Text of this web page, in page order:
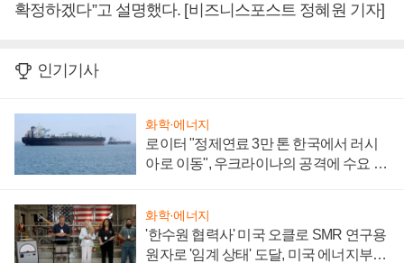
확정하겠다”고 설명했다. [비즈니스포스트 정혜원 기자]
인기기사
화학·에너지
로이터 "정제연료 3만 톤 한국에서 러시
아로 이동", 우크라이나의 공격에 수요 늘
화학·에너지
'한수원 협력사' 미국 오클로 SMR 연구용
원자로 '임계 상태' 도달, 미국 에너지부